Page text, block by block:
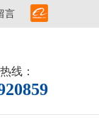
言
线：